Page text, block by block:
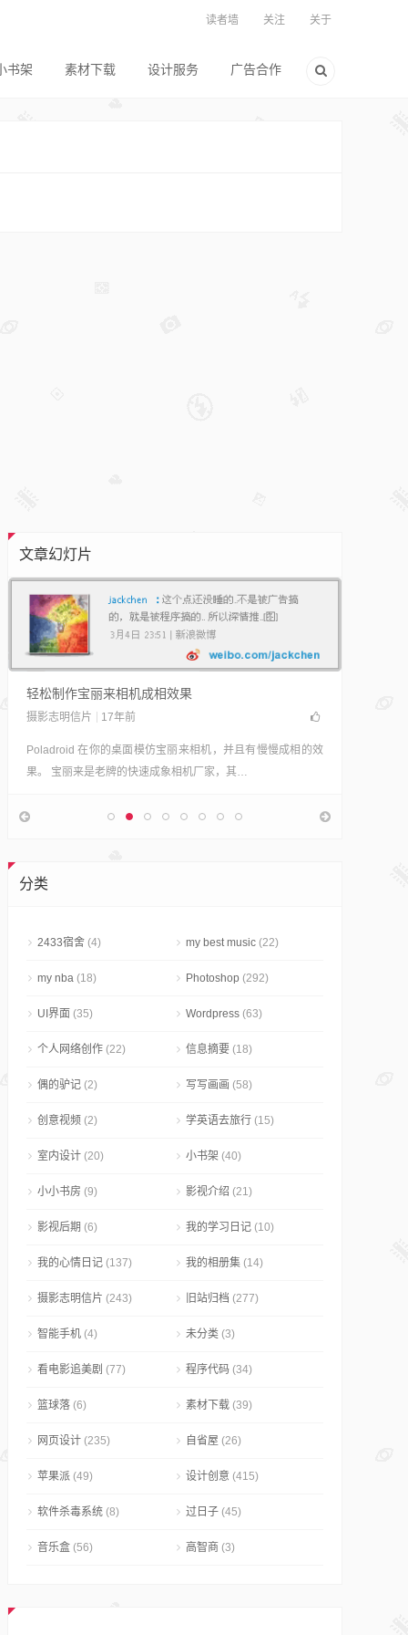
读者墙 关注 关于
书架 素材下载 设计服务 广告合作
文章幻灯片
轻松制作宝丽来相机成相效果
摄影志明信片 17年前
Poladroid 在你的桌面模仿宝丽来相机，并且有慢慢成相的效
果。 宝丽来是老牌的快速成象相机厂家，其…
分类
2433宿舍 (4) my best music (22)
my nba (18) Photoshop (292)
UI界面 (35) Wordpress (63)
个人网络创作 (22) 信息摘要 (18)
偶的驴记 (2) 写写画画 (58)
创意视频 (2) 学英语去旅行 (15)
室内设计 (20) 小书架 (40)
小小书房 (9) 影视介绍 (21)
影视后期 (6) 我的学习日记 (10)
我的心情日记 (137) 我的相册集 (14)
摄影志明信片 (243) 旧站归档 (277)
智能手机 (4) 未分类 (3)
看电影追美剧 (77) 程序代码 (34)
篮球落 (6) 素材下载 (39)
网页设计 (235) 自省屋 (26)
苹果派 (49) 设计创意 (415)
软件杀毒系统 (8) 过日子 (45)
音乐盒 (56) 高智商 (3)